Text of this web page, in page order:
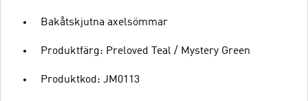
Bakåtskjutna axelsömmar
Produktfärg: Preloved Teal / Mystery Green
Produktkod: JM0113